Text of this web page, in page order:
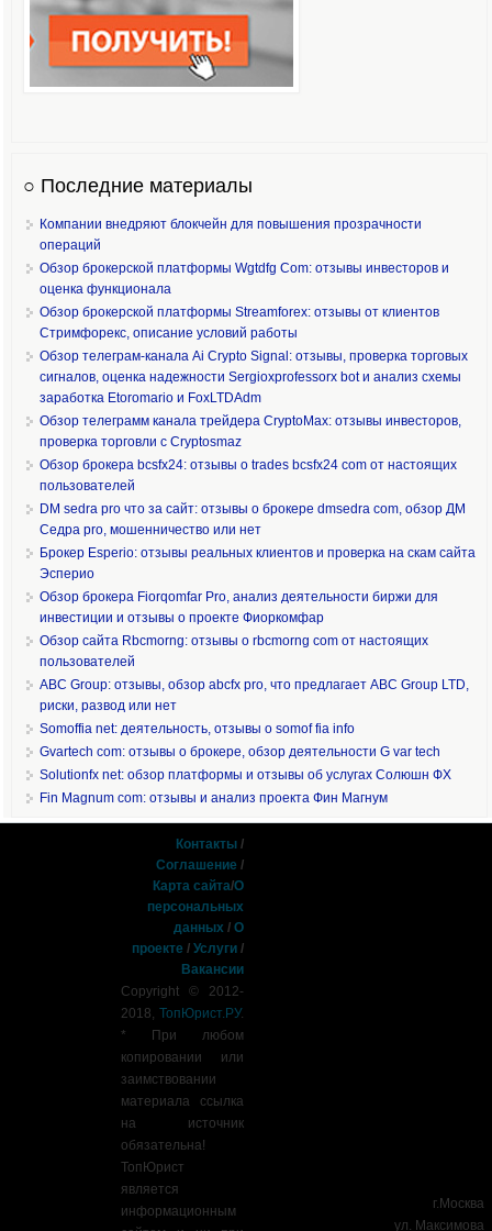
○ Последние материалы
Компании внедряют блокчейн для повышения прозрачности
операций
Обзор брокерской платформы Wgtdfg Com: отзывы инвесторов и
оценка функционала
Обзор брокерской платформы Streamforex: отзывы от клиентов
Стримфорекс, описание условий работы
Обзор телеграм-канала Ai Crypto Signal: отзывы, проверка торговых
сигналов, оценка надежности Sergioxprofessorx bot и анализ схемы
заработка Etoromario и FoxLTDAdm
Обзор телеграмм канала трейдера CryptoMax: отзывы инвесторов,
проверка торговли с Cryptosmaz
Обзор брокера bcsfx24: отзывы о trades bcsfx24 com от настоящих
пользователей
DM sedra pro что за сайт: отзывы о брокере dmsedra com, обзор ДМ
Седра pro, мошенничество или нет
Брокер Esperio: отзывы реальных клиентов и проверка на скам сайта
Эсперио
Обзор брокера Fiorqomfar Pro, анализ деятельности биржи для
инвестиции и отзывы о проекте Фиоркомфар
Обзор сайта Rbcmorng: отзывы о rbcmorng com от настоящих
пользователей
ABC Group: отзывы, обзор abcfx pro, что предлагает ABC Group LTD,
риски, развод или нет
Somoffia net: деятельность, отзывы о somof fia info
Gvartech com: отзывы о брокере, обзор деятельности G var tech
Solutionfx net: обзор платформы и отзывы об услугах Солюшн ФХ
Fin Magnum com: отзывы и анализ проекта Фин Магнум
Контакты /
Соглашение /
Карта сайта/О
персональных
данных /О
проекте /Услуги /
Вакансии
Copyright © 2012-
2018,ТопЮрист.РУ.
* При любом
копировании или
заимствовании
материала ссылка
на источник
обязательна!
ТопЮрист
является
информационным
г.Москва
ул. Максимова